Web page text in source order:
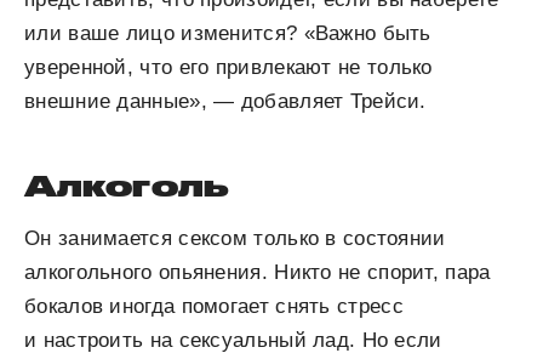
или ваше лицо изменится? «Важно быть
уверенной, что его привлекают не только
внешние данные», — добавляет Трейси.
Алкоголь
Он занимается сексом только в состоянии
алкогольного опьянения. Никто не спорит, пара
бокалов иногда помогает снять стресс
и настроить на сексуальный лад. Но если